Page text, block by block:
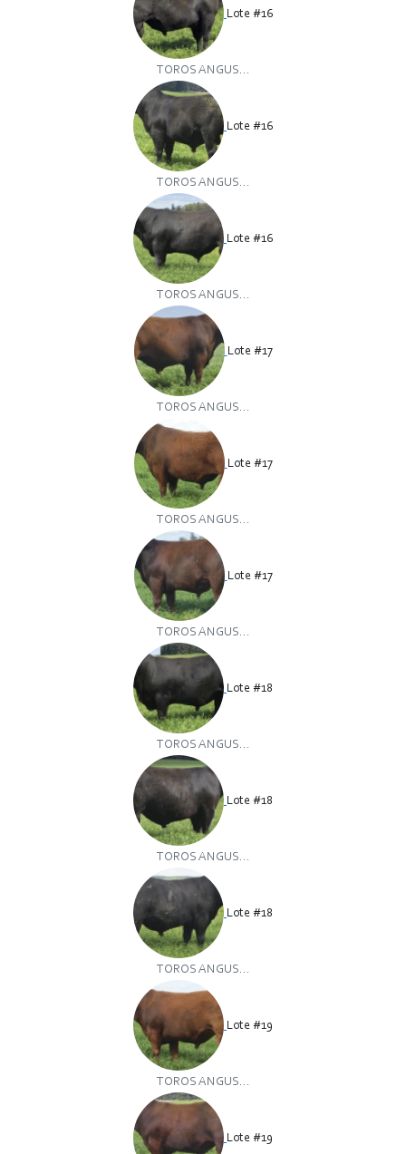
Lote #16
TOROS ANGUS...
Lote #16
TOROS ANGUS...
Lote #16
TOROS ANGUS...
Lote #17
TOROS ANGUS...
Lote #17
TOROS ANGUS...
Lote #17
TOROS ANGUS...
Lote #18
TOROS ANGUS...
Lote #18
TOROS ANGUS...
Lote #18
TOROS ANGUS...
Lote #19
TOROS ANGUS...
Lote #19